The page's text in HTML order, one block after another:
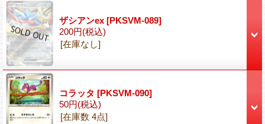
ザシアンex [PKSVM-089]
200円(税込)
[在庫なし]
コラッタ [PKSVM-090]
50円(税込)
[在庫数 4点]